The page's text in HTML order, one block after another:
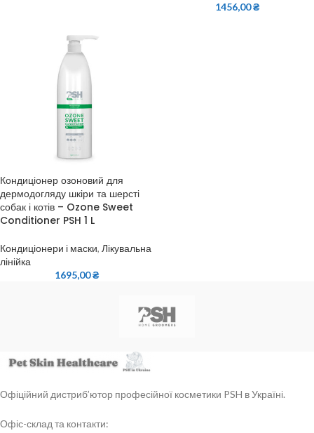
1456,00₴
Кондиціонер озоновий для
дермодогляду шкіри та шерсті
собак і котів – Ozone Sweet
Conditioner PSH 1 L
Кондиціонери і маски, Лікувальна
лінійка
1695,00₴
Офіційний дистриб’ютор професійної косметики PSH в Україні.
Офіс-склад та контакти: